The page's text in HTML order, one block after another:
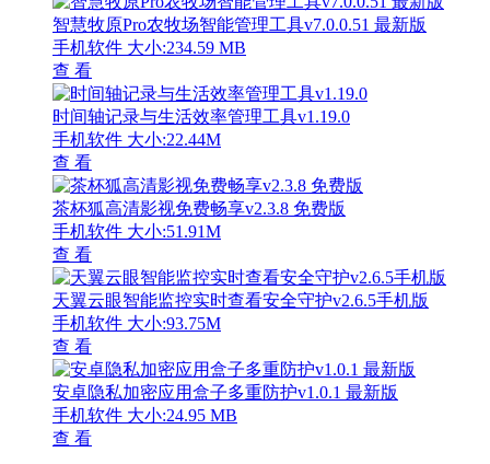
智慧牧原Pro农牧场智能管理工具v7.0.0.51 最新版
手机软件 大小:234.59 MB
查 看
时间轴记录与生活效率管理工具v1.19.0
手机软件 大小:22.44M
查 看
茶杯狐高清影视免费畅享v2.3.8 免费版
手机软件 大小:51.91M
查 看
天翼云眼智能监控实时查看安全守护v2.6.5手机版
手机软件 大小:93.75M
查 看
安卓隐私加密应用盒子多重防护v1.0.1 最新版
手机软件 大小:24.95 MB
查 看